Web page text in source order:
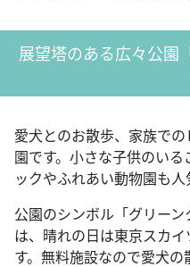
展望塔のある広々公園
愛犬とのお散歩、家族で
園です。小さな子供のい
ックやふれあい動物園も人
公園のシンボル「グリー
は、晴れの日は東京スカ
す。無料施設なので愛犬